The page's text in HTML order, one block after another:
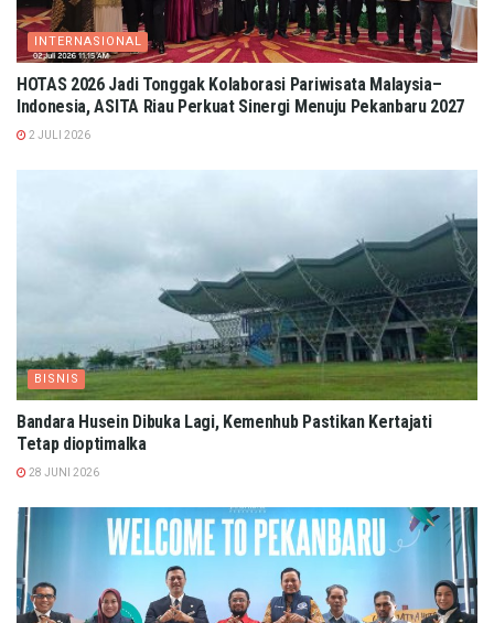
INTERNASIONAL
HOTAS 2026 Jadi Tonggak Kolaborasi Pariwisata Malaysia–
Indonesia, ASITA Riau Perkuat Sinergi Menuju Pekanbaru 2027
2 JULI 2026
BISNIS
Bandara Husein Dibuka Lagi, Kemenhub Pastikan Kertajati
Tetap dioptimalka
28 JUNI 2026